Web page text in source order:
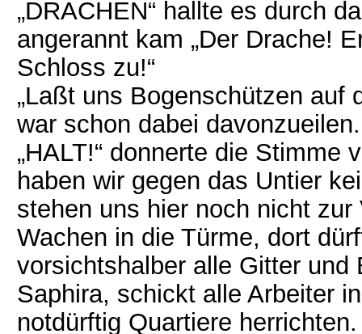
„DRACHEN“ hallte es durch
angerannt kam „Der Drache!
Schloss zu!“
„Laßt uns Bogenschützen auf
war schon dabei davonzueilen.
„HALT!“ donnerte die Stimme
haben wir gegen das Untier
stehen uns hier noch nicht
Wachen in die Türme, dort
vorsichtshalber alle Gitter und
Saphira, schickt alle Arbeiter
notdürftig Quartiere